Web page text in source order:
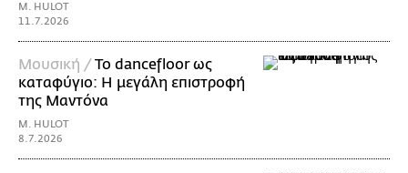
M. HULOT
11.7.2026
Μουσική / Το dancefloor ως
καταφύγιο: Η μεγάλη επιστροφή
της Μαντόνα
M. HULOT
8.7.2026